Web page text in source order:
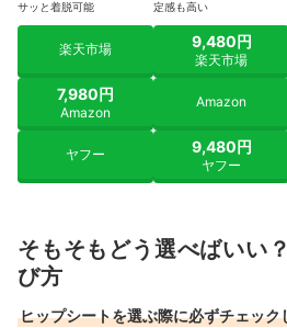
サッと着脱可能
楽天市場
7,980円
Amazon
ヤフー
定感も高い
9,480円
楽天市場
Amazon
9,480円
ヤフー
そもそもどう選べばいい
び方
ヒップシートを選ぶ際に必ずチェッ